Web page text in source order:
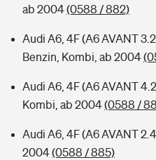
ab 2004(0588 / 882)
Audi A6, 4F (A6 AVANT
Benzin, Kombi, ab 2004
Audi A6, 4F (A6 AVANT
Kombi, ab 2004(0588 /
Audi A6, 4F (A6 AVANT
2004(0588 / 885)